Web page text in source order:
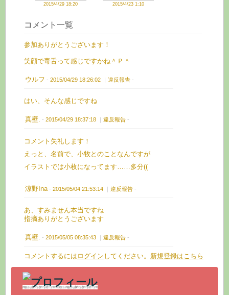
2015/4/29 18:20 2015/4/23 1:10
コメント一覧
参加ありがとうございます！
笑顔で毒舌って感じですかね＾Ｐ＾
ウルフ - 2015/04/29 18:26:02 ｜ 違反報告 -
はい、そんな感じですね
真壁. - 2015/04/29 18:37:18 ｜ 違反報告 -
コメント失礼します！
えっと、名前で、小牧とのことなんですが
イラストでは小枚になってます……多分((
涼野Ina- 2015/05/04 21:53:14 ｜ 違反報告 -
あ、すみません本当ですね
指摘ありがとうございます
真壁. - 2015/05/05 08:35:43 ｜ 違反報告 -
コメントするには ログイン してください。 新規登録はこちら